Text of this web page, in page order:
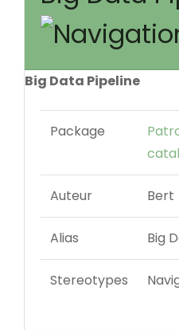
Big Data Pipeline
Package
Auteur Bert
Alias Big
Stereotypes